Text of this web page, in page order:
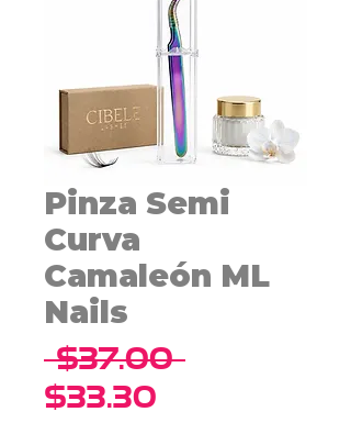
Pinza Semi
Curva
Camaleón ML
Nails
$37.00 Precio
$33.30